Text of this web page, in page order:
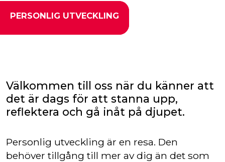
PERSONLIG UTVECKLING
PERSONLIG UTVECKLING
PERSONLIG UTVECKLING
Välkommen till oss när du känner att
det är dags för att stanna upp,
reflektera och gå inåt på djupet.
Personlig utveckling är en resa. Den
behöver tillgång till mer av dig än det som